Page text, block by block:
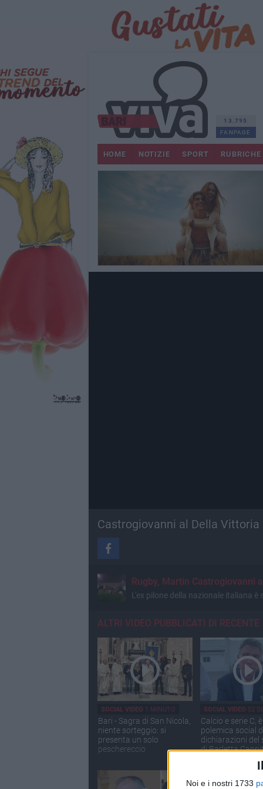
Noi e i nostri 1733
13.795
FANPAGE
HOME NOTIZIE SPORT RUBRICHE
Castrogiovanni al Della Vittoria
Rugby, Martin Castrogiovanni
L'ex pilone della nazionale italiana
ALTRI VIDEO PUBBLICATI DI RECENTE
SOCIAL VIDEO 1 MINUTO
Bari - Sagra di San Nicola,
niente sorteggio: si
presenta un solo
peschereccio
SOCIAL VIDEO 52
Calcio e serie C, è
polemica social
dichiarazioni del
di Barletta